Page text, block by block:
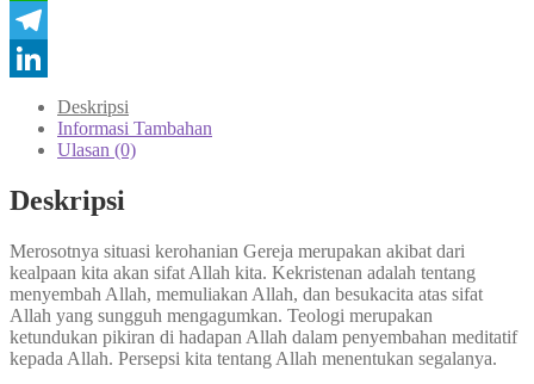
WhatsApp
Telegram
LinkedIn
Deskripsi
Informasi Tambahan
Ulasan (0)
Deskripsi
Merosotnya situasi kerohanian Gereja merupakan akibat dari
kealpaan kita akan sifat Allah kita. Kekristenan adalah tentang
menyembah Allah, memuliakan Allah, dan besukacita atas sifat
Allah yang sungguh mengagumkan. Teologi merupakan
ketundukan pikiran di hadapan Allah dalam penyembahan meditatif
kepada Allah. Persepsi kita tentang Allah menentukan segalanya.